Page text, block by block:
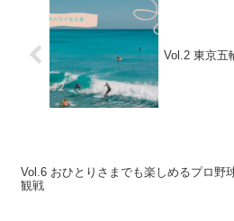
Vol.2 東京五
Vol.6 おひとりさまでも楽しめるプロ野
観戦